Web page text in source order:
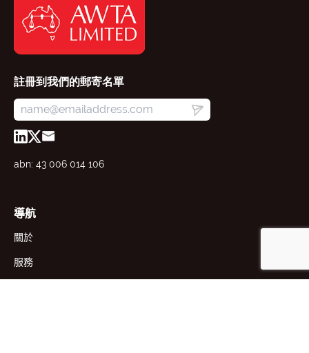
註冊到我們的郵寄名單
abn: 43 006 014 106
導航
關於
服務